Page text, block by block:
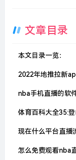
文章目录
本文目录一览：
2022年地推拉新
nba手机直播的软
体育百科大全35:
现在什么平台直播
怎么免费观看nba